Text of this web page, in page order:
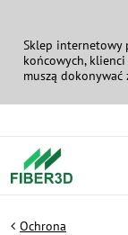
Sklep internetowy
końcowych,
muszą
Ochrona